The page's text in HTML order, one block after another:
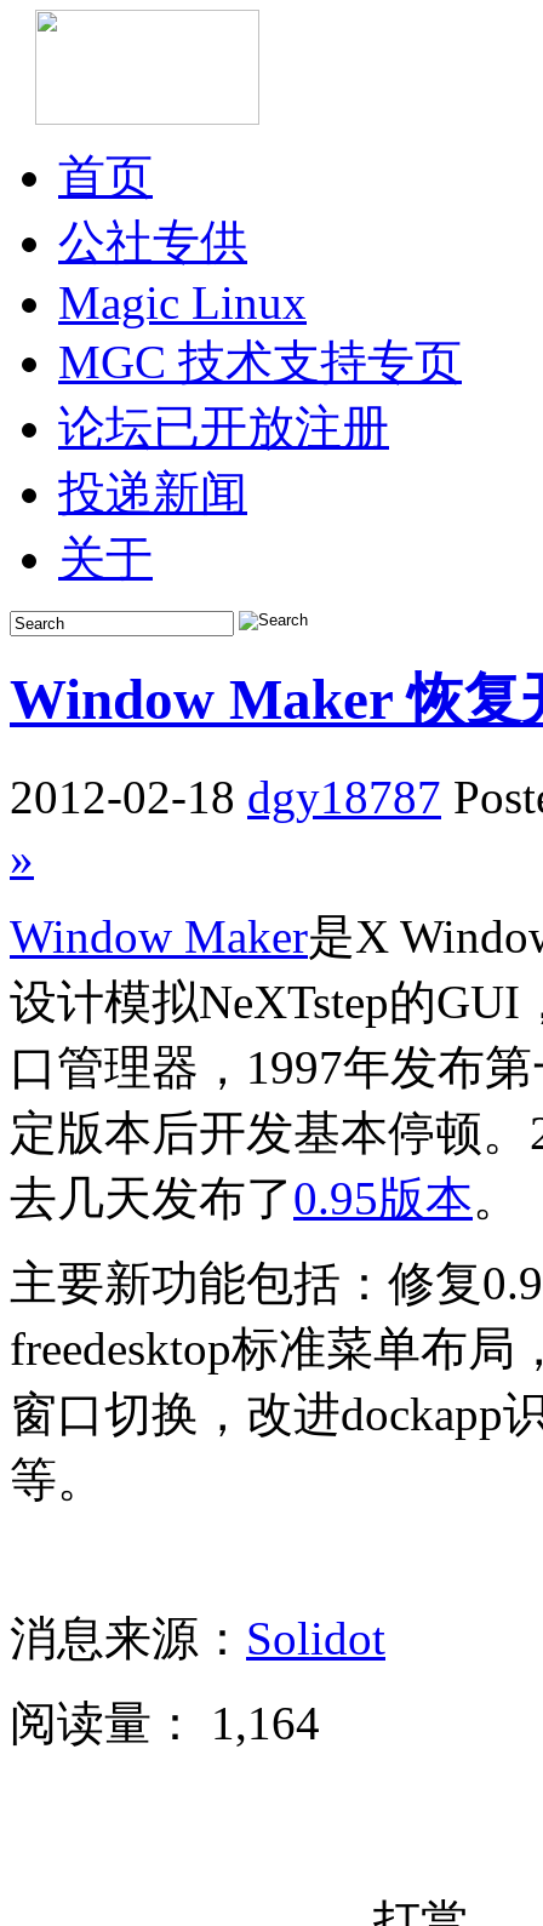
首页
公社专供
Magic Linux
MGC 技术支持专页
论坛已开放注册
投递新闻
关于
Window Maker 恢复
2012-02-18 dgy18787
»
Window Maker是X
设计模拟NeXTstep的
口管理器，1997年发布
定版本后开发基本停顿
去几天发布了0.95版本。
主要新功能包括：修复
freedesktop标准菜单布
窗口切换，改进dockapp
等。
消息来源： Solidot
阅读量：
1,164